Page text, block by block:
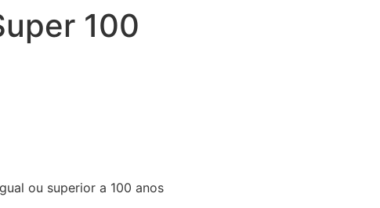
100
ou superior a 100 anos